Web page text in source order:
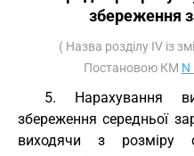
збереження
( Назва розділу IV із
Постановою КМ N
5. Нарахування
збереження середньої
виходячи з розміру